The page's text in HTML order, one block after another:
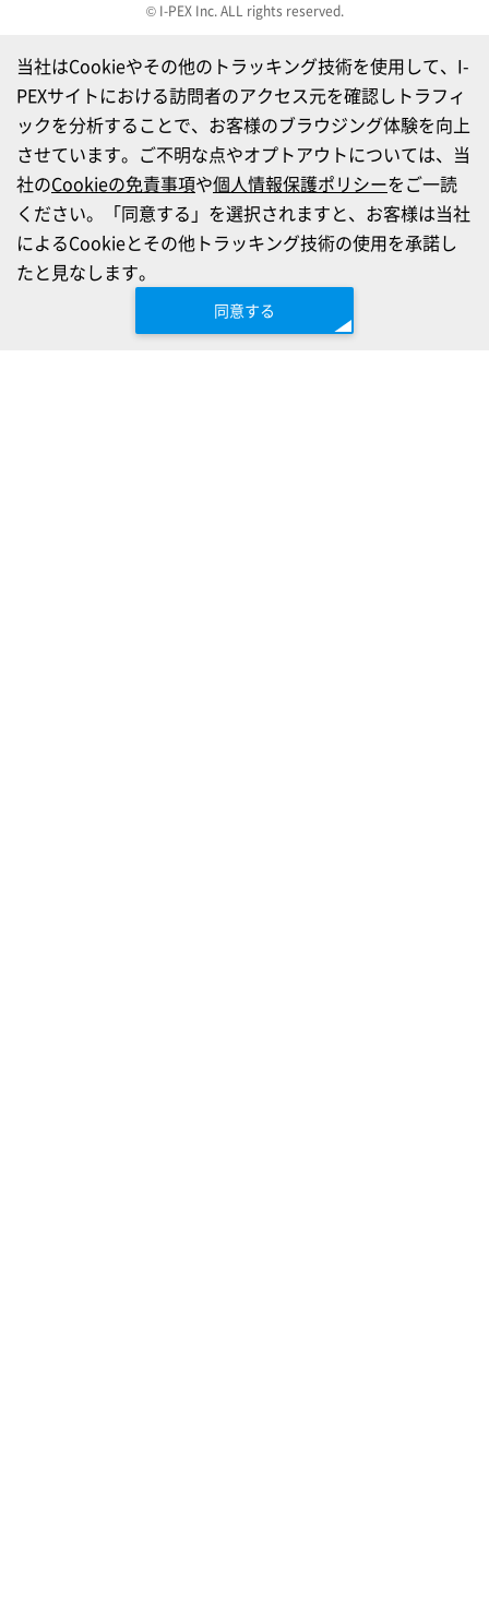
© I-PEX Inc. ALL rights reserved.
当社はCookieやその他のトラッキング技術を使用して、I-
PEXサイトにおける訪問者のアクセス元を確認しトラフィ
ックを分析することで、お客様のブラウジング体験を向上
させています。ご不明な点やオプトアウトについては、当
社のCookieの免責事項や個人情報保護ポリシーをご一読
ください。「同意する」を選択されますと、お客様は当社
によるCookieとその他トラッキング技術の使用を承諾し
たと見なします。
同意する